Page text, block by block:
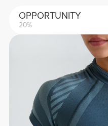
OPPORTUNITY
20%